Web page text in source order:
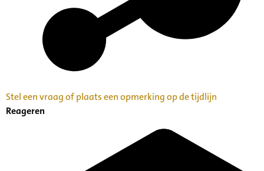
Stel een vraag of plaats een opmerking op de tijdlijn
Reageren